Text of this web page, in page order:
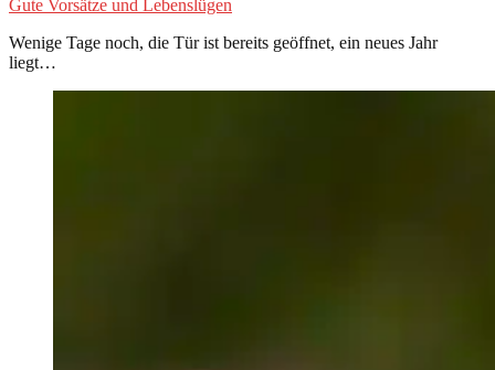
Gute Vorsätze und Lebenslügen
Wenige Tage noch, die Tür ist bereits geöffnet, ein neues Jahr
liegt…